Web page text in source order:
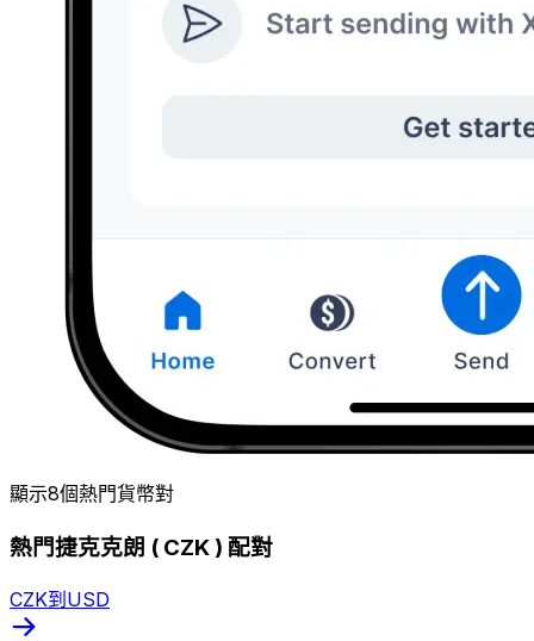
顯示8個熱門貨幣對
熱門捷克克朗 ( CZK ) 配對
CZK到USD